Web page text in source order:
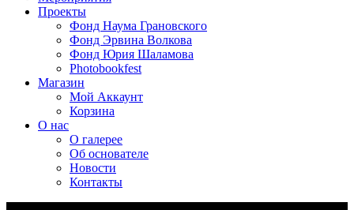
Проекты
Фонд Наума Грановского
Фонд Эрвина Волкова
Фонд Юрия Шаламова
Photobookfest
Магазин
Мой Аккаунт
Корзина
О нас
О галерее
Об основателе
Новости
Контакты